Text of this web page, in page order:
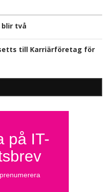
blir två
till Karriärföretag för